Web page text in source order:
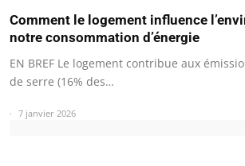
Comment le logement influence
notre consommation d’énergie
EN BREF Le logement contribue aux
de serre (16% des…
7 janvier 2026